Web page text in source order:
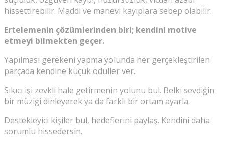
hissettirebilir. Maddi ve manevi kayıplara sebep olabilir.
Ertelemenin çözümlerinden biri; kendini motive
etmeyi bilmekten geçer.
Yapılması gerekeni yapma yolunda her gerçekleştirilen
parçada kendine küçük ödüller ver.
Sıkıcı işi zevkli hale getirmenin yolunu bul. Belki sevdiğin
bir müziği dinleyerek ya da farklı bir ortam ayarla.
Destekleyici kişiler bul, hedeflerini paylaş. Kendini daha
sorumlu hissedersin.